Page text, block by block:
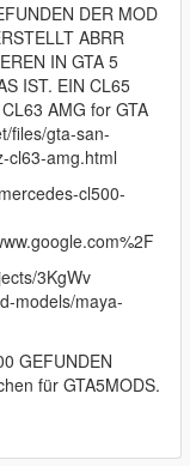
DER MOD
ABRR
IN GTA 5
IST. EIN CL65
AMG for GTA
files/gta-san-
cl63-amg.html
cl500-
3KgWv
models/maya-
GEFUNDEN
für GTA5MODS.